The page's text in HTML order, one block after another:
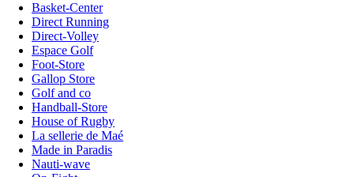
Basket-Center
Direct Running
Direct-Volley
Espace Golf
Foot-Store
Gallop Store
Golf and co
Handball-Store
House of Rugby
La sellerie de Maé
Made in Paradis
Nauti-wave